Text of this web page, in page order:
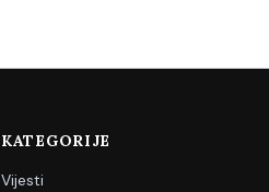
KATEGORIJE
Vijesti